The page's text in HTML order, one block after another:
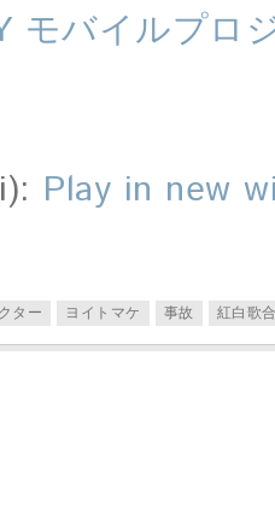
モバイルプロ
Play in new
ター ヨイトマケ 事故 紅白歌